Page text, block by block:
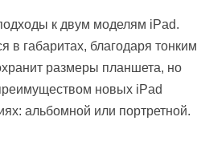
к двум моделям iPad.
габаритах, благодаря тонким
размеры планшета, но
новых iPad
альбомной или портретной.